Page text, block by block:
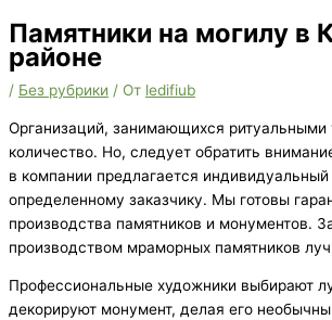
Памятники на могилу в
районе
/ Без рубрики / От ledifiub
Организаций, занимающихся ритуальными
количество. Но, следует обратить
в компании предлагается
определенному заказчику. Мы готовы
производства памятников и монументов.
производством мраморных памятников
Профессиональные художники выбирают
декорируют монумент, делая его